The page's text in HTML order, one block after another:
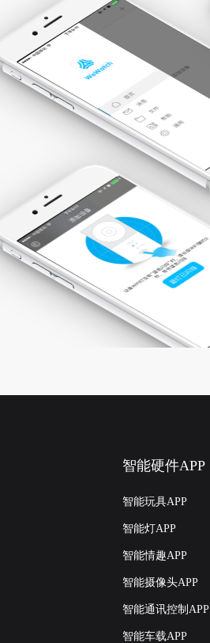
智能硬件APP
智能玩具APP
智能灯APP
智能情趣APP
智能摄像头APP
智能通讯控制APP
智能车载APP